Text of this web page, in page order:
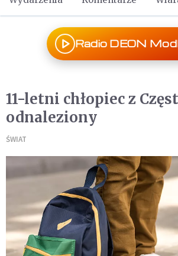
Radio DEON
11-letni chłopiec z
odnaleziony
ŚWIAT